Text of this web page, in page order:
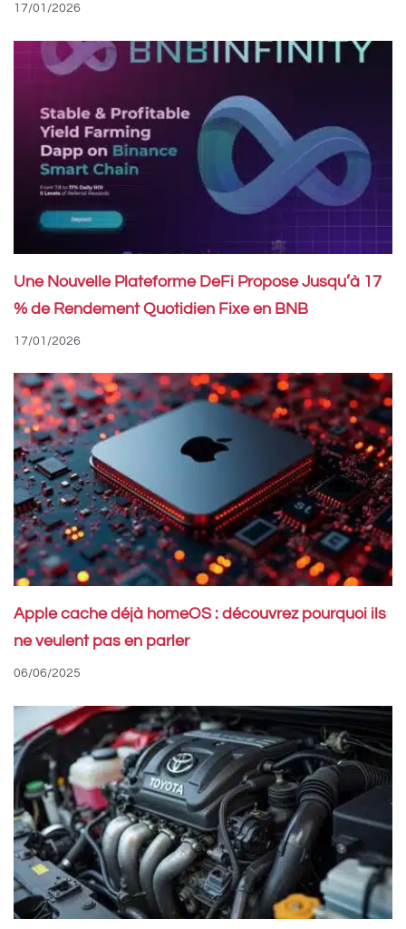
17/01/2026
Une Nouvelle Plateforme DeFi Propose Jusqu’à 17
% de Rendement Quotidien Fixe en BNB
17/01/2026
Apple cache déjà homeOS : découvrez pourquoi ils
ne veulent pas en parler
06/06/2025